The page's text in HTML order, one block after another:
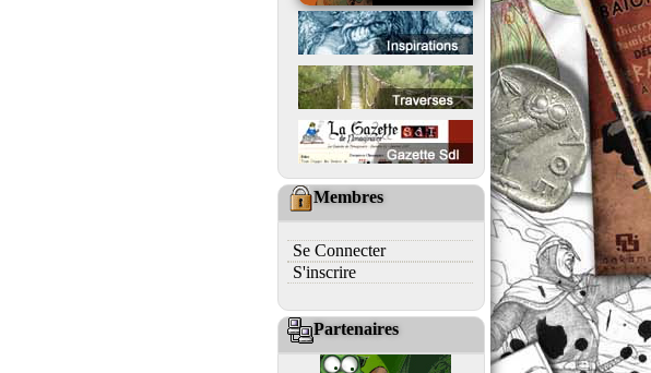
Membres
Se Connecter
S'inscrire
Partenaires